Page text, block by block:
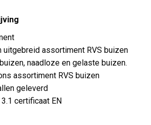
uitgebreid assortiment RVS buizen
naadloze en gelaste buizen.
assortiment RVS buizen
geleverd
certificaat EN